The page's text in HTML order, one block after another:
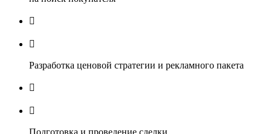


Разработка ценовой стратегии и рекламного пакета

